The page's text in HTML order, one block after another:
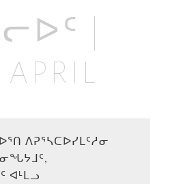
|
ᐱᕈᕐᓴᑕᐅᓯᒪᑦᓱᓂ
ᐊᒻᒪᓗ